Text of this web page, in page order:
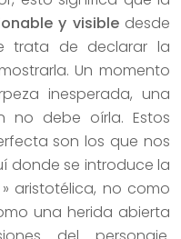
y visibledesde
trata de declarar la
Un momento
inesperada, una
no debe oírla. Estos
son los que nos
donde se introduce la
aristotélica, no como
una herida abierta